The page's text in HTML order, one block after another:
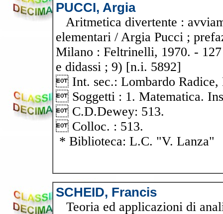
PUCCI, Argia
Aritmetica divertente :
elementari / Argia Pucci ;
Milano : Feltrinelli, 1970. -
e didassi ; 9) [n.i. 5892]
 Int. sec.: Lombardo Radice,
 Soggetti : 1. Matematica.
 C.D.Dewey: 513.
 Colloc. : 513.
* Biblioteca: L.C. "V. Lanza"
SCHEID, Francis
Teoria ed applicazioni di